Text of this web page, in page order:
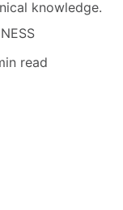
knowledge.
read